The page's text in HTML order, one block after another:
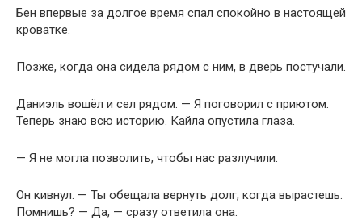
Бен впервые за долгое время спал спокойно в настоящей
кроватке.
Позже, когда она сидела рядом с ним, в дверь постучали.
Даниэль вошёл и сел рядом. — Я поговорил с приютом.
Теперь знаю всю историю. Кайла опустила глаза.
— Я не могла позволить, чтобы нас разлучили.
Он кивнул. — Ты обещала вернуть долг, когда вырастешь.
Помнишь? — Да, — сразу ответила она.